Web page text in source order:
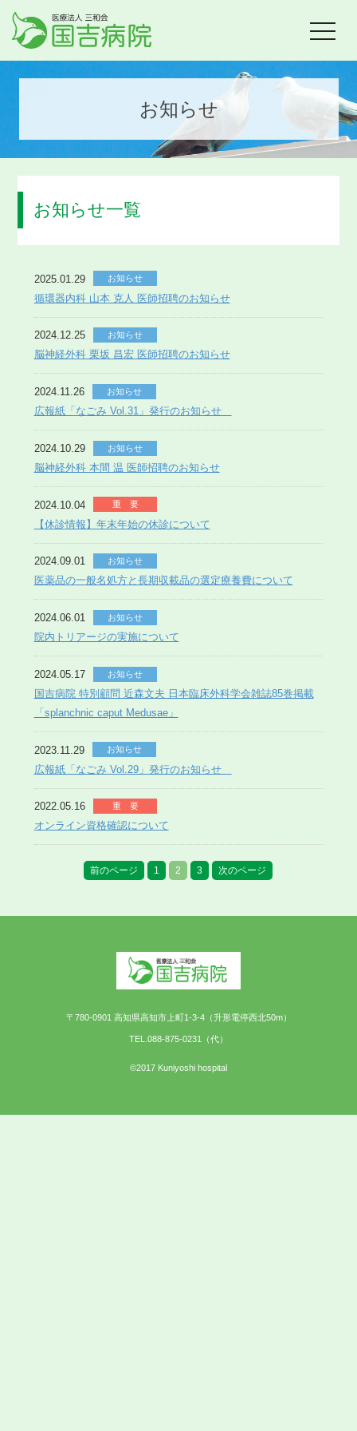
toggle
お知らせ
お知らせ一覧
2025.01.29 お知らせ
循環器内科 山本 克人 医師招聘のお知らせ
2024.12.25 お知らせ
脳神経外科 栗坂 昌宏 医師招聘のお知らせ
2024.11.26 お知らせ
広報紙「なごみ Vol.31」発行のお知らせ
2024.10.29 お知らせ
脳神経外科 本間 温 医師招聘のお知らせ
2024.10.04 重 要
【休診情報】年末年始の休診について
2024.09.01 お知らせ
医薬品の一般名処方と長期収載品の選定療養費について
2024.06.01 お知らせ
院内トリアージの実施について
2024.05.17 お知らせ
国吉病院 特別顧問 近森文夫 日本臨床外科学会雑誌85巻掲載
「splanchnic caput Medusae」
2023.11.29 お知らせ
広報紙「なごみ Vol.29」発行のお知らせ
2022.05.16 重 要
オンライン資格確認について
前のページ 1 2 3 次のページ
〒780-0901 高知県高知市上町1-3-4（升形電停西北50m）
TEL.088-875-0231（代）
©2017 Kuniyoshi hospital